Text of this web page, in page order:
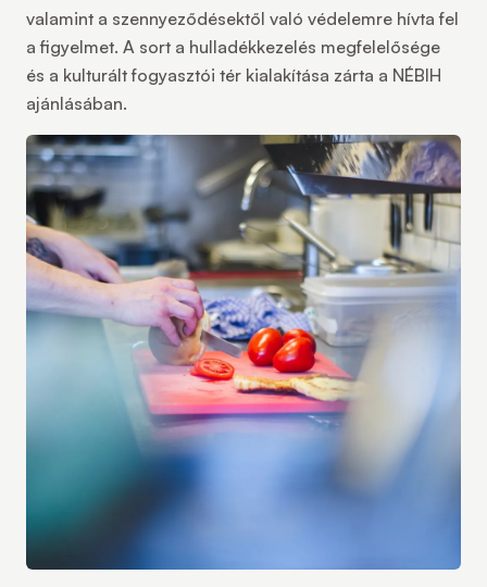
valamint a szennyeződésektől való védelemre hívta fel
a figyelmet. A sort a hulladékkezelés megfelelősége
és a kulturált fogyasztói tér kialakítása zárta a NÉBIH
ajánlásában.